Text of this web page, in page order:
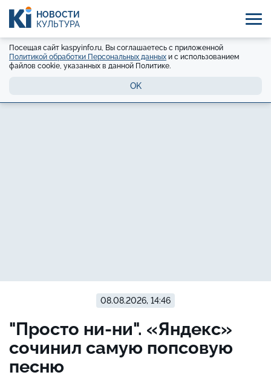
НОВОСТИ
КУЛЬТУРА
Посещая сайт kaspyinfo.ru, Вы соглашаетесь с приложенной
Политикой обработки Персональных данных и с использованием
файлов cookie, указанных в данной Политике.
OK
08.08.2026, 14:46
"Просто ни-ни". «Яндекс»
сочинил самую попсовую
песню